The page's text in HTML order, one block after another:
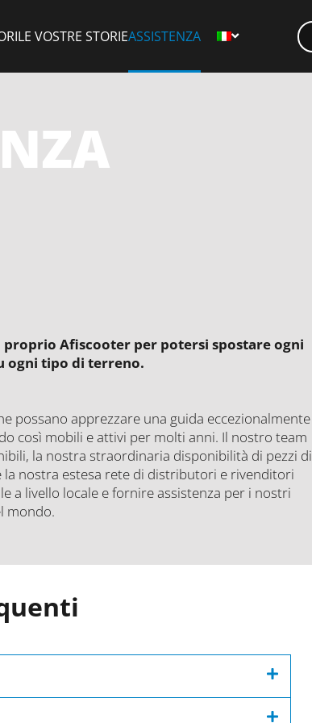
LE VOSTRE STORIEASSISTENZA
Afiscooter per potersi spostare ogni
ogni tipo di terreno.
possano apprezzare una guida eccezionalmente
così mobili e attivi per molti anni. Il nostro team
la nostra straordinaria disponibilità di pezzi di
nostra estesa rete di distributori e rivenditori
a livello locale e fornire assistenza per i nostri
mondo.